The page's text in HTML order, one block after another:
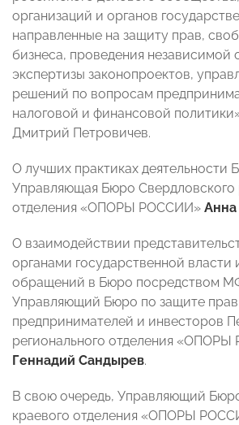
организаций и органов
направленные на защиту прав,
бизнеса, проведения независимой
экспертизы законопроектов,
решений по вопросам
налоговой и финансовой
Дмитрий Петровичев.
О лучших практиках деятельности
Управляющая Бюро Свердловского
отделения «ОПОРЫ РОССИИ»
О взаимодействии
органами государственной власти
обращений в Бюро посредством
Управляющий Бюро по защите прав
предпринимателей и инвесторов
регионального отделения
Геннадий Сандырев.
В свою очередь, Управляющий
краевого отделения «ОПОРЫ